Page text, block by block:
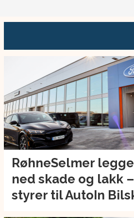
RøhneSelmer
ned skade og lakk –
styrer til AutoIn